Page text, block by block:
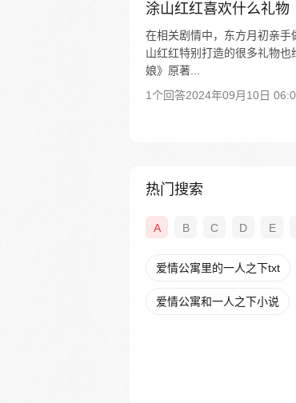
涂山红红喜欢什么礼物
在相关剧情中，东方月初亲
山红红特别打造的很多礼物
娘》原著...
1个回答2024年09月10日
热门搜索
A B C D E
爱情公寓里的一人之下txt
爱情公寓和一人之下小说